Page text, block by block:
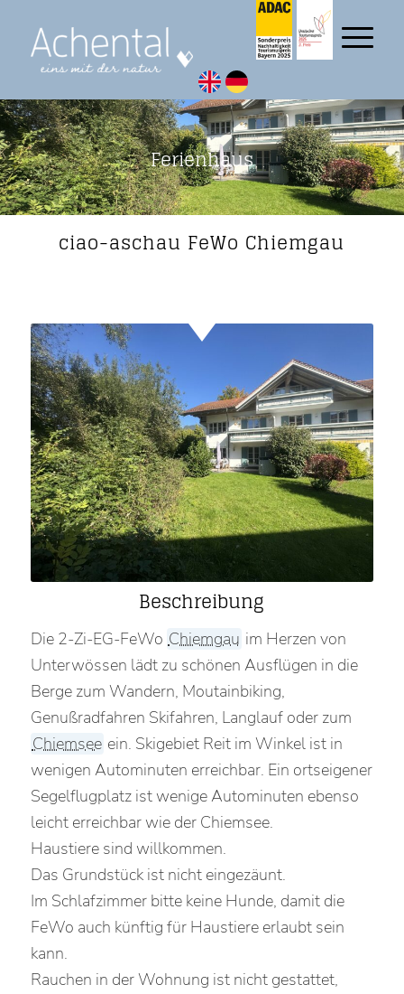
Ferienhaus
ciao-aschau FeWo Chiemgau
Beschreibung
Die 2-Zi-EG-FeWo Chiemgau im Herzen von
Unterwössen lädt zu schönen Ausflügen in die
Berge zum Wandern, Moutainbiking,
Genußradfahren Skifahren, Langlauf oder zum
Chiemsee ein. Skigebiet Reit im Winkel ist in
wenigen Autominuten erreichbar. Ein ortseigener
Segelflugplatz ist wenige Autominuten ebenso
leicht erreichbar wie der Chiemsee.
Haustiere sind willkommen.
Das Grundstück ist nicht eingezäunt.
Im Schlafzimmer bitte keine Hunde, damit die
FeWo auch künftig für Haustiere erlaubt sein
kann.
Rauchen in der Wohnung ist nicht gestattet,